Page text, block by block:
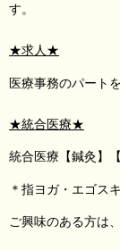
す。
★求人★
医療事務のパート
★統合医療★
統合医療【鍼灸】
＊指ヨガ・エゴス
ご興味のある方は